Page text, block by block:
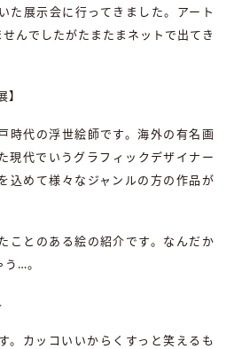
た展示会に行ってきました。アート
んでしたがたまたまネットで出てき
時代の浮世絵師です。海外の有名画
現代でいうグラフィックデザイナー
込めて様々なジャンルの方の作品が
ことのある絵の紹介です。なんだか
…。
。カッコいいからくすっと笑えるも